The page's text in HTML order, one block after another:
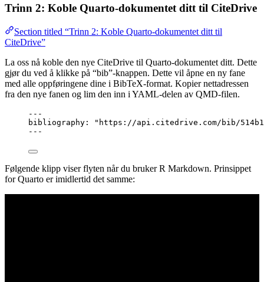
Trinn 2: Koble Quarto-dokumentet ditt til CiteDrive
Section titled “Trinn 2: Koble Quarto-dokumentet ditt til
CiteDrive”
La oss nå koble den nye CiteDrive til Quarto-dokumentet ditt. Dette
gjør du ved å klikke på “bib”-knappen. Dette vil åpne en ny fane
med alle oppføringene dine i BibTeX-format. Kopier nettadressen
fra den nye fanen og lim den inn i YAML-delen av QMD-filen.
---
bibliography : " https://api.citedrive.com/bib/514b115a-
---
Følgende klipp viser flyten når du bruker R Markdown. Prinsippet
for Quarto er imidlertid det samme: